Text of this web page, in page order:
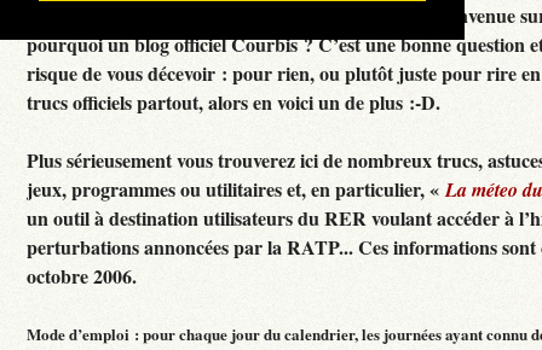
Courbis, « LE » Blog Officiel - je vous souhaite la bienvenue
pourquoi un blog officiel Courbis ? C’est une bonne question
risque de vous décevoir : pour rien, ou plutôt juste pour rire
trucs officiels partout, alors en voici un de plus :-D.
Plus sérieusement vous trouverez ici de nombreux trucs,
jeux, programmes ou utilitaires et, en particulier, «La méteo
un outil à destination utilisateurs du RER voulant accéder à
perturbations annoncées par la RATP... Ces informations sont
octobre 2006.
Mode d’emploi : pour chaque jour du calendrier, les journées ayant connu